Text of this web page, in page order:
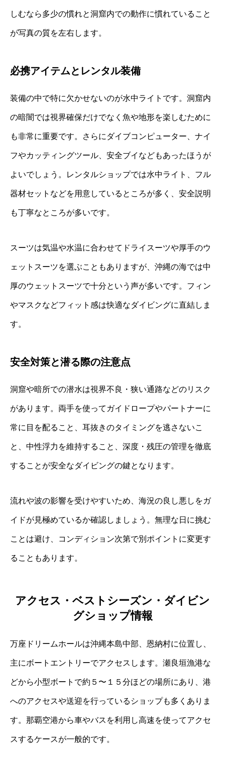
しむなら多少の慣れと洞窟内での動作に慣れていること
が写真の質を左右します。
必携アイテムとレンタル装備
装備の中で特に欠かせないのが水中ライトです。洞窟内
の暗闇では視界確保だけでなく魚や地形を楽しむために
も非常に重要です。さらにダイブコンピューター、ナイ
フやカッティングツール、安全ブイなどもあったほうが
よいでしょう。レンタルショップでは水中ライト、フル
器材セットなどを用意しているところが多く、安全説明
も丁寧なところが多いです。
スーツは気温や水温に合わせてドライスーツや厚手のウ
ェットスーツを選ぶこともありますが、沖縄の海では中
厚のウェットスーツで十分という声が多いです。フィン
やマスクなどフィット感は快適なダイビングに直結しま
す。
安全対策と潜る際の注意点
洞窟や暗所での潜水は視界不良・狭い通路などのリスク
があります。両手を使ってガイドロープやパートナーに
常に目を配ること、耳抜きのタイミングを逃さないこ
と、中性浮力を維持すること、深度・残圧の管理を徹底
することが安全なダイビングの鍵となります。
流れや波の影響を受けやすいため、海況の良し悪しをガ
イドが見極めているか確認しましょう。無理な日に挑む
ことは避け、コンディション次第で別ポイントに変更す
ることもあります。
アクセス・ベストシーズン・ダイビン
グショップ情報
万座ドリームホールは沖縄本島中部、恩納村に位置し、
主にボートエントリーでアクセスします。瀬良垣漁港な
どから小型ボートで約５〜１５分ほどの場所にあり、港
へのアクセスや送迎を行っているショップも多くありま
す。那覇空港から車やバスを利用し高速を使ってアクセ
スするケースが一般的です。